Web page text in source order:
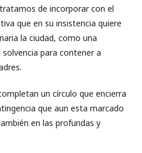
de incorporar con el
que en su insistencia quiere
la ciudad, como una
para contener a
un círculo que encierra
que aun esta marcado
en las profundas y